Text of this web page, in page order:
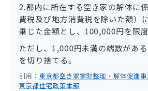
2.都内に所在する空き家の解体に
費税及び地方消費税を除いた額）
乗じた金額とし、100,000円を限度
ただし、1,000円未満の端数があ
を切り捨てる。
引用： 東京都空き家家財整理・解体促進
東京都住宅政策本部